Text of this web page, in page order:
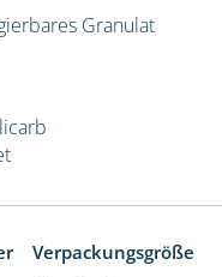
Granulat
Verpackungsgröße